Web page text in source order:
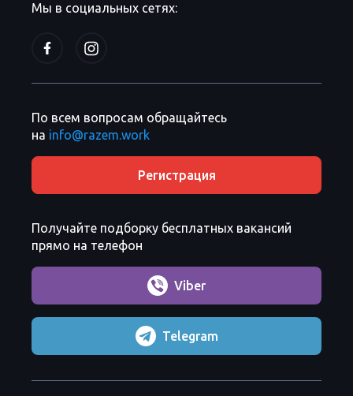
Мы в социальных сетях:
По всем вопросам обращайтесь
на info@razem.work
Регистрация
Получайте подборку бесплатных вакансий
прямо на телефон
Viber
Telegram